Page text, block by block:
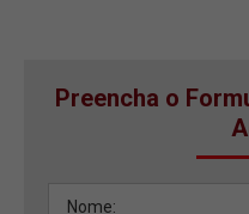
Preencha o